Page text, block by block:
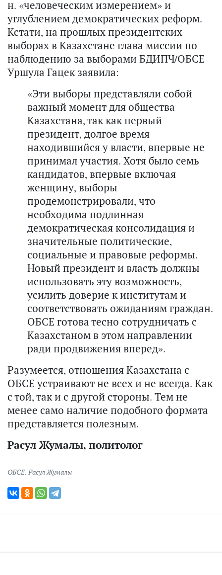
н. «человеческим измерением» и
углублением демократических реформ.
Кстати, на прошлых президентских
выборах в Казахстане глава миссии по
наблюдению за выборами БДИПЧ/ОБСЕ
Уршула Гацек заявила:
«Эти выборы представляли собой
важный момент для общества
Казахстана, так как первый
президент, долгое время
находившийся у власти, впервые не
принимал участия. Хотя было семь
кандидатов, впервые включая
женщину, выборы
продемонстрировали, что
необходима подлинная
демократическая консолидация и
значительные политические,
социальные и правовые реформы.
Новый президент и власть должны
использовать эту возможность,
усилить доверие к институтам и
соответствовать ожиданиям граждан.
ОБСЕ готова тесно сотрудничать с
Казахстаном в этом направлении
ради продвижения вперед».
Разумеется, отношения Казахстана с
ОБСЕ устраивают не всех и не всегда. Как
с той, так и с другой стороны. Тем не
менее само наличие подобного формата
представляется полезным.
Расул Жумалы, политолог
ОБСЕ, Расул Жумалы